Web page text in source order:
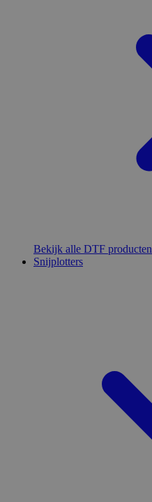
Bekijk alle DTF producten
Snijplotters